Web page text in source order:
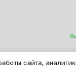
Интернет
сайта,